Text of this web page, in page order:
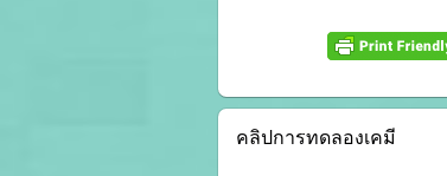
คลิปการทดลองเคมี